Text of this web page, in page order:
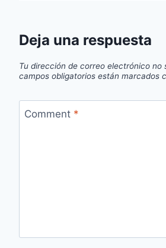
Deja una respuesta
Tu dirección de correo electrónico no
campos obligatorios están marcados
Comment *